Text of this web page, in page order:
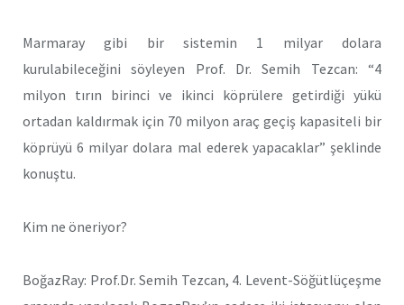
Marmaray gibi bir sistemin 1 milyar dolara
kurulabileceğini söyleyen Prof. Dr. Semih Tezcan: “4
milyon tırın birinci ve ikinci köprülere getirdiği yükü
ortadan kaldırmak için 70 milyon araç geçiş kapasiteli bir
köprüyü 6 milyar dolara mal ederek yapacaklar” şeklinde
konuştu.
Kim ne öneriyor?
BoğazRay: Prof.Dr. Semih Tezcan, 4. Levent-Söğütlüçeşme